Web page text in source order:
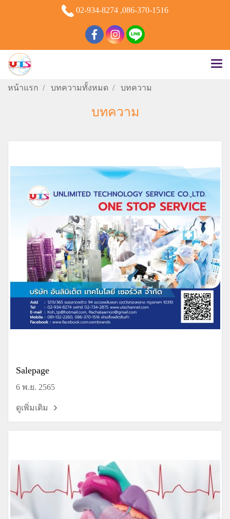
02-934-8274 ,086-370-1516
หน้าแรก บทความทั้งหมด บทความ
บทความ
Salepage
6 พ.ย. 2565
ดูเพิ่มเติม